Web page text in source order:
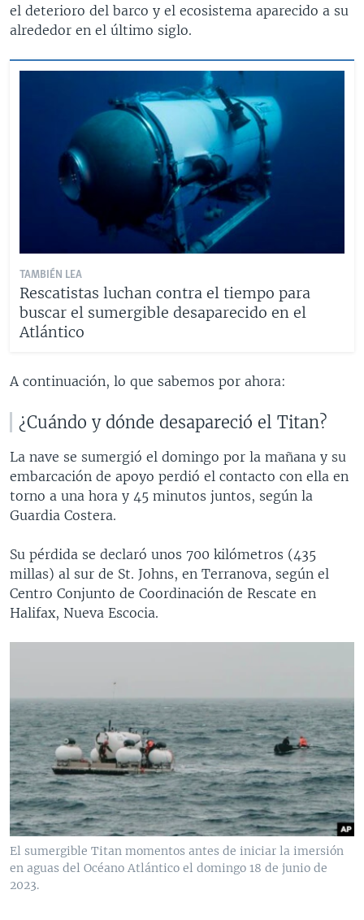
el deterioro del barco y el ecosistema aparecido a su
alrededor en el último siglo.
TAMBIÉN LEA
Rescatistas luchan contra el tiempo para
buscar el sumergible desaparecido en el
Atlántico
A continuación, lo que sabemos por ahora:
¿Cuándo y dónde desapareció el Titan?
La nave se sumergió el domingo por la mañana y su
embarcación de apoyo perdió el contacto con ella en
torno a una hora y 45 minutos juntos, según la
Guardia Costera.
Su pérdida se declaró unos 700 kilómetros (435
millas) al sur de St. Johns, en Terranova, según el
Centro Conjunto de Coordinación de Rescate en
Halifax, Nueva Escocia.
El sumergible Titan momentos antes de iniciar la imersión
en aguas del Océano Atlántico el domingo 18 de junio de
2023.